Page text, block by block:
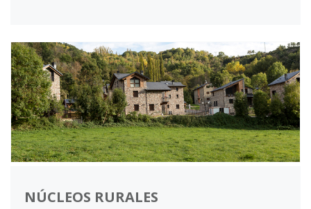
NÚCLEOS RURALES